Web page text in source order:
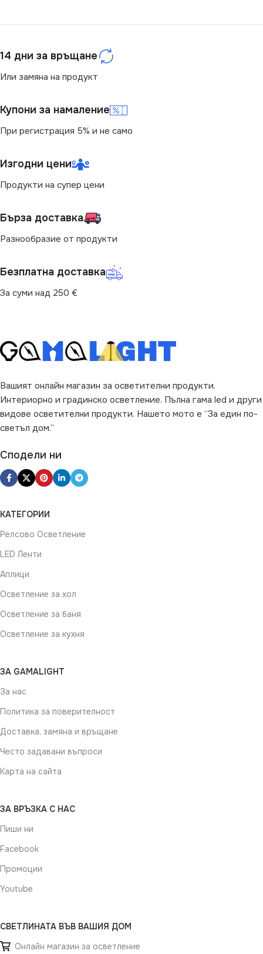
ЦОКЪЛ E27
СТЕПЕН НА ЗАЩИТА
БРОЙ ФАСУНГИ
НАПРЕЖЕНИЕ (V)
14 дни за връщане
Или замяна на продукт
Купони за намаление
При регистрация 5% и не само
Изгодни цени
Продукти на супер цени
Бърза доставка
Разнообразие от продукти
Безплатна доставка
За суми над 250 €
Вашият онлайн магазин за осветителни продукти.
Интериорно и градинско осветление. Пълна гама led и други
видове осветителни продукти. Нашето мото е “За един по-
светъл дом.”
Сподели ни
КАТЕГОРИИ
Релсово Осветление
LED Ленти
Аплици
Осветление за хол
Осветление за баня
Осветление за кухня
ЗА GAMALIGHT
За нас
Политика за поверителност
Доставка, замяна и връщане
Често задавани въпроси
Карта на сайта
ЗА ВРЪЗКА С НАС
Пиши ни
Facebook
Промоции
Youtube
СВЕТЛИНАТА ВЪВ ВАШИЯ ДОМ
Онлайн магазин за осветление